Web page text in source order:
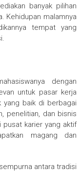
banyak pilihan
Kehidupan malamnya
tempat yang
dengan
untuk pasar kerja
yang baik di berbagai
penelitian, dan bisnis
pusat karier yang aktif
magang dan
antara tradisi